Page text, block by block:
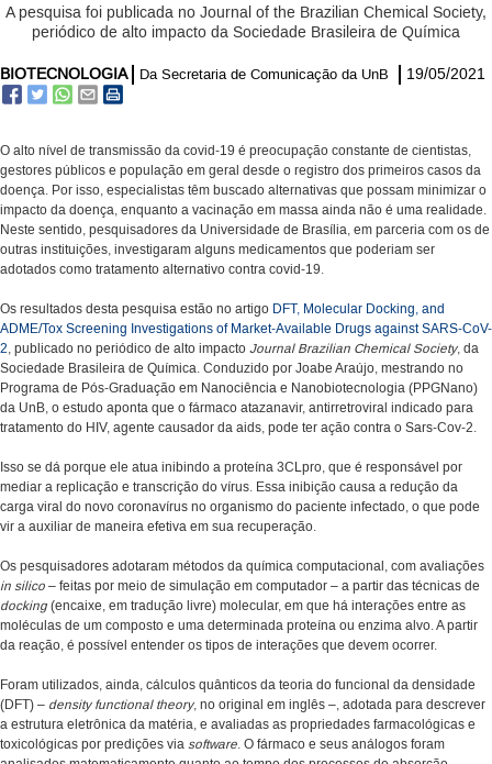
A pesquisa foi publicada no Journal of the Brazilian Chemical Society,
periódico de alto impacto da Sociedade Brasileira de Química
BIOTECNOLOGIA Da Secretaria de Comunicação da UnB 19/05/2021
O alto nível de transmissão da covid-19 é preocupação constante de cientistas,
gestores públicos e população em geral desde o registro dos primeiros casos da
doença. Por isso, especialistas têm buscado alternativas que possam minimizar o
impacto da doença, enquanto a vacinação em massa ainda não é uma realidade.
Neste sentido, pesquisadores da Universidade de Brasília, em parceria com os de
outras instituições, investigaram alguns medicamentos que poderiam ser
adotados como tratamento alternativo contra covid-19.
Os resultados desta pesquisa estão no artigo DFT, Molecular Docking, and
ADME/Tox Screening Investigations of Market-Available Drugs against SARS-CoV-
2, publicado no periódico de alto impacto Journal Brazilian Chemical Society, da
Sociedade Brasileira de Química. Conduzido por Joabe Araújo, mestrando no
Programa de Pós-Graduação em Nanociência e Nanobiotecnologia (PPGNano)
da UnB, o estudo aponta que o fármaco atazanavir, antirretroviral indicado para
tratamento do HIV, agente causador da aids, pode ter ação contra o Sars-Cov-2.
Isso se dá porque ele atua inibindo a proteína 3CLpro, que é responsável por
mediar a replicação e transcrição do vírus. Essa inibição causa a redução da
carga viral do novo coronavírus no organismo do paciente infectado, o que pode
vir a auxiliar de maneira efetiva em sua recuperação.
Os pesquisadores adotaram métodos da química computacional, com avaliações
in silico – feitas por meio de simulação em computador – a partir das técnicas de
docking (encaixe, em tradução livre) molecular, em que há interações entre as
moléculas de um composto e uma determinada proteína ou enzima alvo. A partir
da reação, é possível entender os tipos de interações que devem ocorrer.
Foram utilizados, ainda, cálculos quânticos da teoria do funcional da densidade
(DFT) – density functional theory, no original em inglês –, adotada para descrever
a estrutura eletrônica da matéria, e avaliadas as propriedades farmacológicas e
toxicológicas por predições via software. O fármaco e seus análogos foram